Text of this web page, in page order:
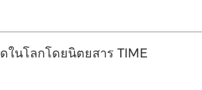
นโลกโดยนิตยสาร TIME